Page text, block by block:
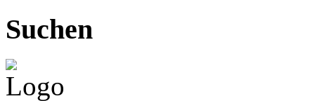
Suchen